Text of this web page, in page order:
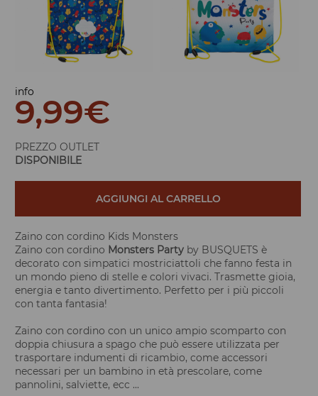
info
9,99€
PREZZO OUTLET
DISPONIBILE
AGGIUNGI AL CARRELLO
Zaino con cordino Kids Monsters
Zaino con cordino Monsters Party by BUSQUETS è
decorato con simpatici mostriciattoli che fanno festa in
un mondo pieno di stelle e colori vivaci. Trasmette gioia,
energia e tanto divertimento. Perfetto per i più piccoli
con tanta fantasia!
Zaino con cordino con un unico ampio scomparto con
doppia chiusura a spago che può essere utilizzata per
trasportare indumenti di ricambio, come accessori
necessari per un bambino in età prescolare, come
pannolini, salviette, ecc ...